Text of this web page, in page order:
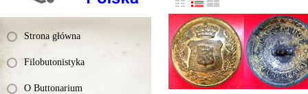
Strona główna
Filobutonistyka
O Buttonarium